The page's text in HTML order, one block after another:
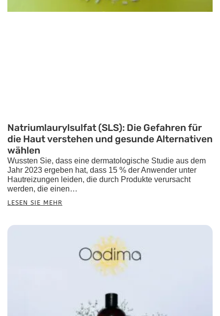
Natriumlaurylsulfat (SLS): Die Gefahren für
die Haut verstehen und gesunde Alternativen
wählen
Wussten Sie, dass eine dermatologische Studie aus dem
Jahr 2023 ergeben hat, dass 15 % der Anwender unter
Hautreizungen leiden, die durch Produkte verursacht
werden, die einen…
LESEN SIE MEHR